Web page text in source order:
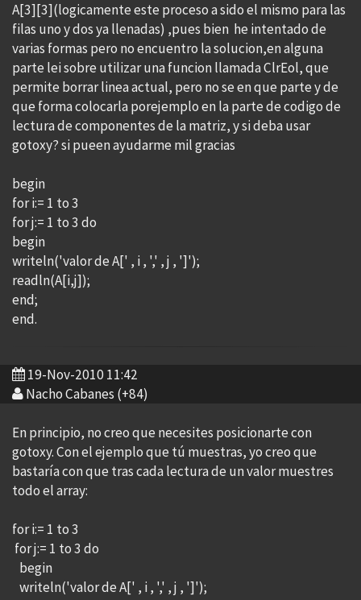
A[3][3](logicamente este proceso a sido el mismo para las
filas uno y dos ya llenadas) ,pues bien he intentado de
varias formas pero no encuentro la solucion,en alguna
parte lei sobre utilizar una funcion llamada ClrEol, que
permite borrar linea actual, pero no se en que parte y de
que forma colocarla porejemplo en la parte de codigo de
lectura de componentes de la matriz, y si deba usar
gotoxy? si pueen ayudarme mil gracias
begin
for i:= 1 to 3
for j:= 1 to 3 do
begin
writeln('valor de A[' , i , ',' , j , ']');
readln(A[i,j]);
end;
end.
19-Nov-2010 11:42
Nacho Cabanes (+84)
En principio, no creo que necesites posicionarte con
gotoxy. Con el ejemplo que tú muestras, yo creo que
bastaría con que tras cada lectura de un valor muestres
todo el array:
for i:= 1 to 3
for j:= 1 to 3 do
begin
writeln('valor de A[' , i , ',' , j , ']');